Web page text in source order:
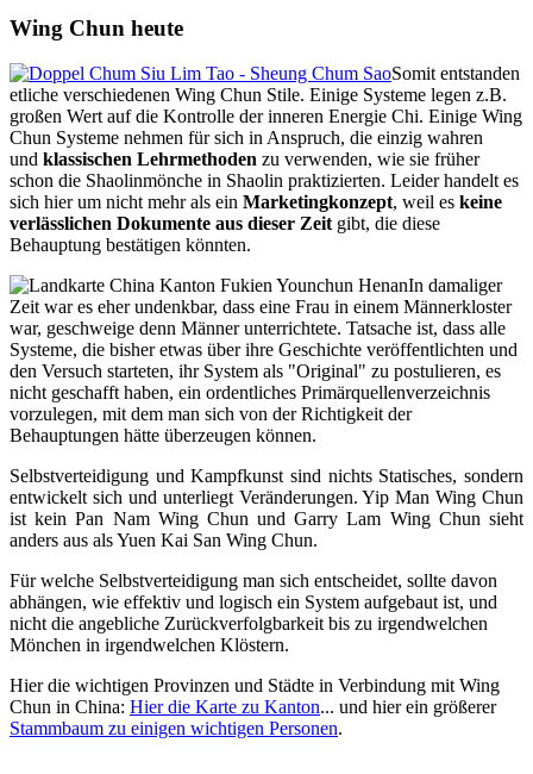
Wing Chun heute
Somit entstanden
etliche verschiedenen Wing Chun Stile. Einige Systeme legen z.B.
großen Wert auf die Kontrolle der inneren Energie Chi. Einige Wing
Chun Systeme nehmen für sich in Anspruch, die einzig wahren
und klassischen Lehrmethoden zu verwenden, wie sie früher
schon die Shaolinmönche in Shaolin praktizierten. Leider handelt es
sich hier um nicht mehr als ein Marketingkonzept, weil es keine
verlässlichen Dokumente aus dieser Zeitgibt, die diese
Behauptung bestätigen könnten.
In damaliger
Zeit war es eher undenkbar, dass eine Frau in einem Männerkloster
war, geschweige denn Männer unterrichtete. Tatsache ist, dass alle
Systeme, die bisher etwas über ihre Geschichte veröffentlichten und
den Versuch starteten, ihr System als "Original" zu postulieren, es
nicht geschafft haben, ein ordentliches Primärquellenverzeichnis
vorzulegen, mit dem man sich von der Richtigkeit der
Behauptungen hätte überzeugen können.
Selbstverteidigung und Kampfkunst sind nichts Statisches, sondern
entwickelt sich und unterliegt Veränderungen. Yip Man Wing Chun
ist kein Pan Nam Wing Chun und Garry Lam Wing Chun sieht
anders aus als Yuen Kai San Wing Chun.
Für welche Selbstverteidigung man sich entscheidet, sollte davon
abhängen, wie effektiv und logisch ein System aufgebaut ist, und
nicht die angebliche Zurückverfolgbarkeit bis zu irgendwelchen
Mönchen in irgendwelchen Klöstern.
Hier die wichtigen Provinzen und Städte in Verbindung mit Wing
Chun in China: Hier die Karte zu Kanton... und hier ein größerer
Stammbaum zu einigen wichtigen Personen.